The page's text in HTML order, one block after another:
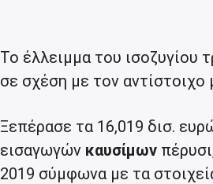
Το έλλειμμα του ισοζυγίου
σε σχέση με τον
Ξεπέρασε τα 16,019 δισ.
εισαγωγών καυσίμων
2019 σύμφωνα με τα